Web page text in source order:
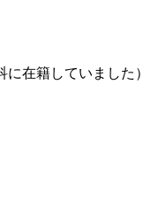
在籍していました）